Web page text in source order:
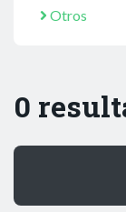
Otros
0